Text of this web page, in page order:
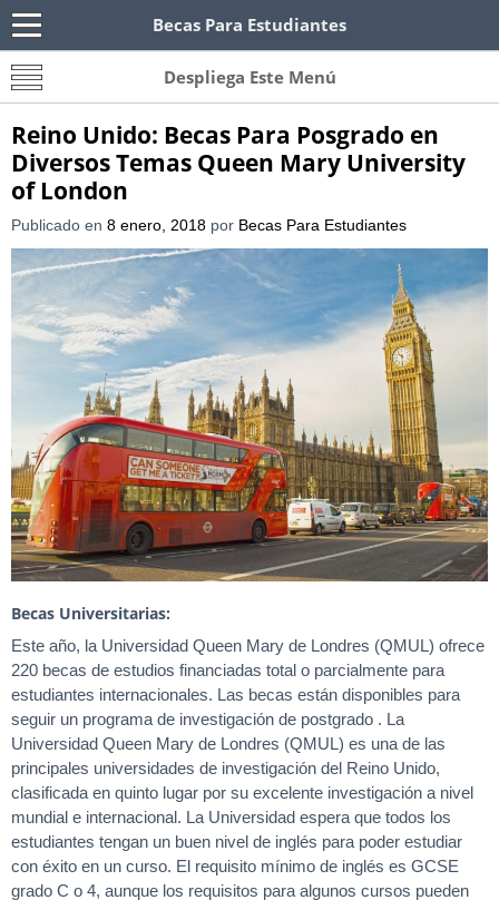
Becas Para Estudiantes
Becas Para Paraguayos
Oferta de becas para Paraguayos. Encuentra las
convocatorias y requisitos de becas para
Despliega Este Menú
Reino Unido: Becas Para Posgrado en
Diversos Temas Queen Mary University
of London
Publicado en 8 enero, 2018 por Becas Para Estudiantes
Becas Universitarias:
Este año, la Universidad Queen Mary de Londres (QMUL) ofrece
220 becas de estudios financiadas total o parcialmente para
estudiantes internacionales. Las becas están disponibles para
seguir un programa de investigación de postgrado . La
Universidad Queen Mary de Londres (QMUL) es una de las
principales universidades de investigación del Reino Unido,
clasificada en quinto lugar por su excelente investigación a nivel
mundial e internacional. La Universidad espera que todos los
estudiantes tengan un buen nivel de inglés para poder estudiar
con éxito en un curso. El requisito mínimo de inglés es GCSE
grado C o 4, aunque los requisitos para algunos cursos pueden